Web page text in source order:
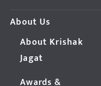
About Us
About Krishak
Jagat
Awards &